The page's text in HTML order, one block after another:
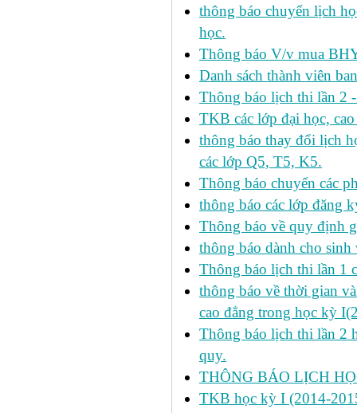
thông báo chuyển lịch
học.
Thông báo V/v mua
Danh sách thành viên
Thông báo lịch thi lần 2
TKB các lớp đại học,
thông báo thay đổi lịch
các lớp Q5, T5, K5.
Thông báo chuyển các
thông báo các lớp đăng
Thông báo về quy định
thông báo dành cho
Thông báo lịch thi lần 1
thông báo về thời gian
cao đẳng trong học kỳ
Thông báo lịch thi lần 2
quy.
THÔNG BÁO LỊCH
TKB học kỳ I (2014-